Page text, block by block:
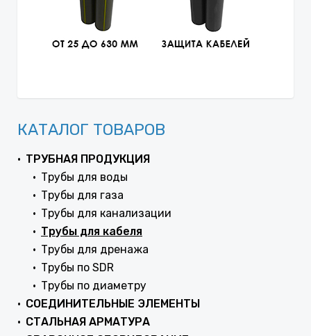
КАТАЛОГ ТОВАРОВ
ТРУБНАЯ ПРОДУКЦИЯ
Трубы для воды
Трубы для газа
Трубы для канализации
Трубы для кабеля
Трубы для дренажа
Трубы по SDR
Трубы по диаметру
СОЕДИНИТЕЛЬНЫЕ ЭЛЕМЕНТЫ
СТАЛЬНАЯ АРМАТУРА